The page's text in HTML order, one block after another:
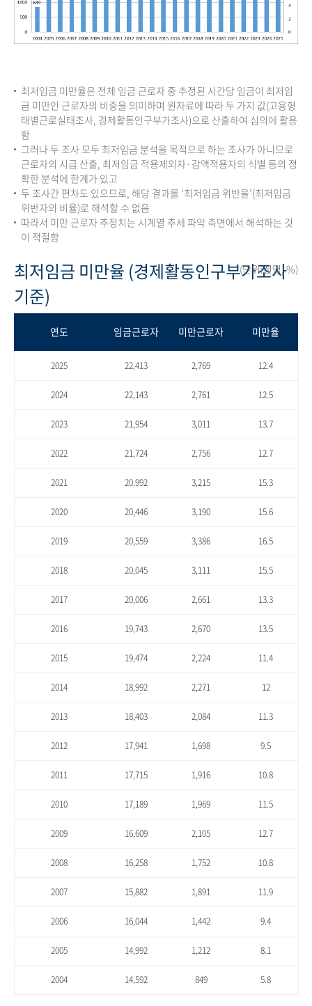
최저임금 미만율은 전체 임금 근로자 중 추정된 시간당 임금이 최저임
금 미만인 근로자의 비중을 의미하며 원자료에 따라 두 가지 값(고용형
태별근로실태조사, 경제활동인구부가조사)으로 산출하여 심의에 활용
함
그러나 두 조사 모두 최저임금 분석을 목적으로 하는 조사가 아니므로
근로자의 시급 산출, 최저임금 적용제외자·감액적용자의 식별 등의 정
확한 분석에 한계가 있고
두 조사간 편차도 있으므로, 해당 결과를 ‘최저임금 위반율’(최저임금
위반자의 비율)로 해석할 수 없음
따라서 미만 근로자 추정치는 시계열 추세 파악 측면에서 해석하는 것
이 적절함
최저임금 미만율 (경제활동인구부가조사
기준)
(단위:천명, %)
연도 임금근로자 미만근로자 미만율
2025 22,413 2,769 12.4
2024 22,143 2,761 12.5
2023 21,954 3,011 13.7
2022 21,724 2,756 12.7
2021 20,992 3,215 15.3
2020 20,446 3,190 15.6
2019 20,559 3,386 16.5
2018 20,045 3,111 15.5
2017 20,006 2,661 13.3
2016 19,743 2,670 13.5
2015 19,474 2,224 11.4
2014 18,992 2,271 12
2013 18,403 2,084 11.3
2012 17,941 1,698 9.5
2011 17,715 1,916 10.8
2010 17,189 1,969 11.5
2009 16,609 2,105 12.7
2008 16,258 1,752 10.8
2007 15,882 1,891 11.9
2006 16,044 1,442 9.4
2005 14,992 1,212 8.1
2004 14,592 849 5.8